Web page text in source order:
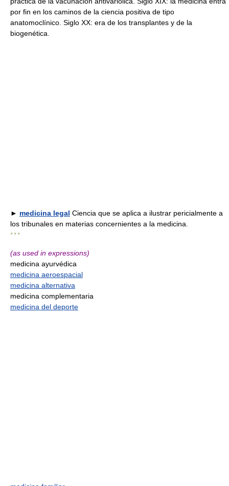
por fin en los caminos de la ciencia positiva de tipo
anatomoclínico. Siglo XX: era de los transplantes y de la
biogenética.
► medicina legal Ciencia que se aplica a ilustrar pericialmente a
los tribunales en materias concernientes a la medicina.
* * *
(as used in expressions)
medicina ayurvédica
medicina aeroespacial
medicina alternativa
medicina complementaria
medicina del deporte